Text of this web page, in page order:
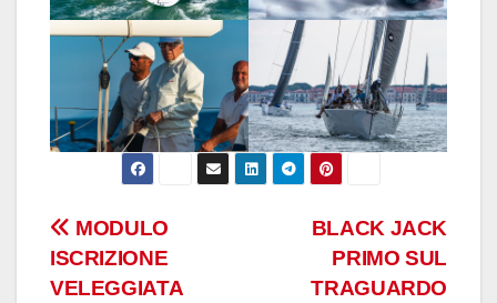
Navigazione
articoli
BLACK JACK
PRIMO SUL
TRAGUARDO
MODULO
ISCRIZIONE
VELEGGIATA